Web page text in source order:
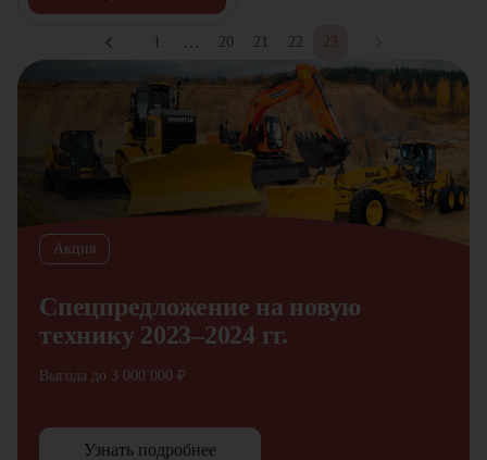
… 20 21 22 23
Акция
Спецпредложение на новую
технику 2023–2024 гг.
Выгода до 3 000 000 ₽
Узнать подробнее